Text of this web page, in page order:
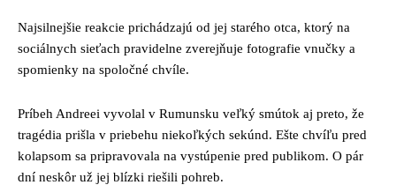
Najsilnejšie reakcie prichádzajú od jej starého otca, ktorý na
sociálnych sieťach pravidelne zverejňuje fotografie vnučky a
spomienky na spoločné chvíle.
Príbeh Andreei vyvolal v Rumunsku veľký smútok aj preto, že
tragédia prišla v priebehu niekoľkých sekúnd. Ešte chvíľu pred
kolapsom sa pripravovala na vystúpenie pred publikom. O pár
dní neskôr už jej blízki riešili pohreb.